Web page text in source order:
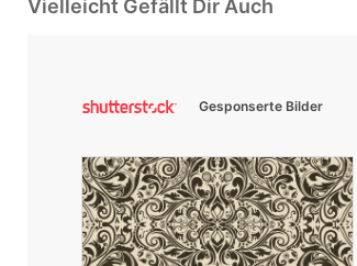
Vielleicht Gefällt Dir Auch
Gesponserte Bilder